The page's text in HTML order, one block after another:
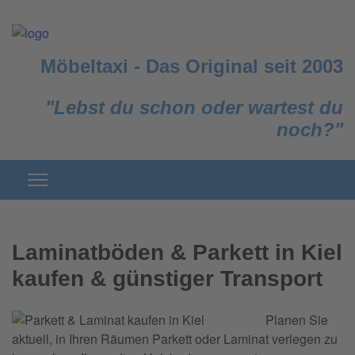
Möbeltaxi - Das Original seit 2003
"Lebst du schon oder wartest du
noch?"
Laminatböden & Parkett in Kiel
kaufen & günstiger Transport
Planen Sie
aktuell, in Ihren Räumen Parkett oder Laminat verlegen zu